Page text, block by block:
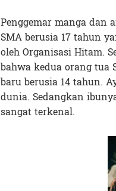
Penggemar manga dan
SMA berusia 17 tahun
oleh Organisasi Hitam.
bahwa kedua orang
baru berusia 14 tahun.
dunia. Sedangkan
sangat terkenal.